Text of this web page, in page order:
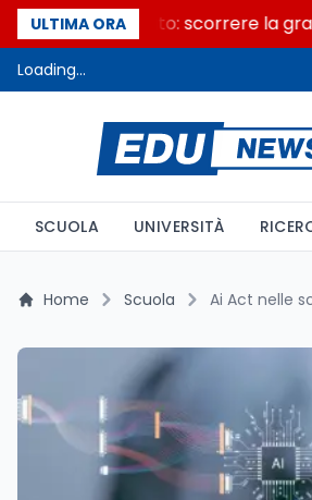
ULTIMA ORA
Consiglio di Stato: scorrere la
Loading...
SCUOLA UNIVERSITÀ
Home Scuola